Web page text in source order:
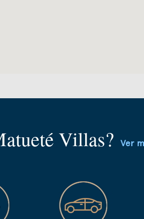
Villas? Ver